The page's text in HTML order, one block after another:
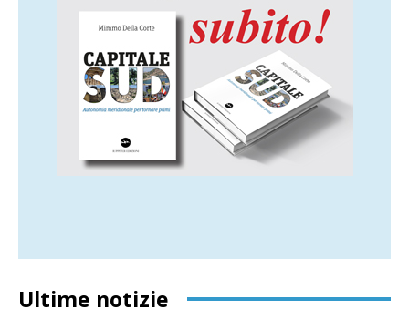
Ultime notizie